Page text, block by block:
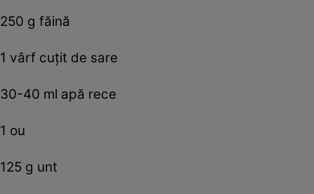
250 g făină
1 vârf cuțit de sare
30-40 ml apă rece
1 ou
125 g unt